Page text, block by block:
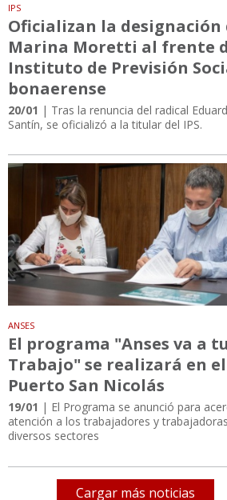
IPS
Oficializan la designación
Marina Moretti al frente
Instituto de Previsión
bonaerense
20/01 | Tras la renuncia del radical
Santín, se oficializó a la titular del IPS.
ANSES
El programa "Anses va a tu
Trabajo" se realizará en el
Puerto San Nicolás
19/01 | El Programa se anunció para
atención a los trabajadores y
diversos sectores
Cargar más noticias